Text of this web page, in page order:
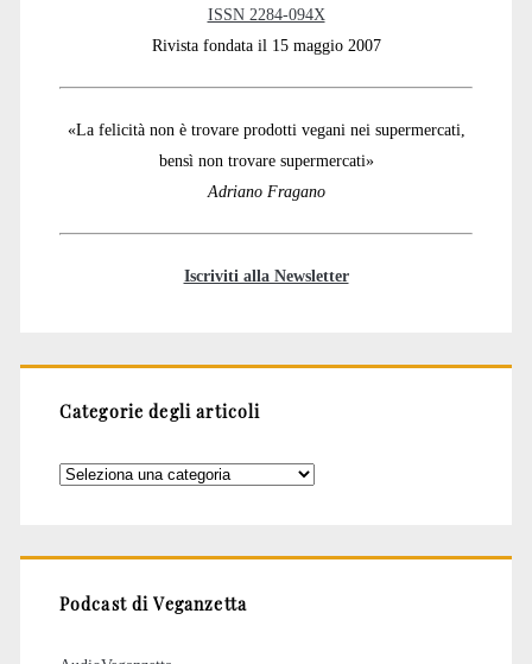
ISSN 2284-094X
Rivista fondata il 15 maggio 2007
«La felicità non è trovare prodotti vegani nei supermercati,
bensì non trovare supermercati»
Adriano Fragano
Iscriviti alla Newsletter
Categorie degli articoli
Categorie
Podcast di Veganzetta